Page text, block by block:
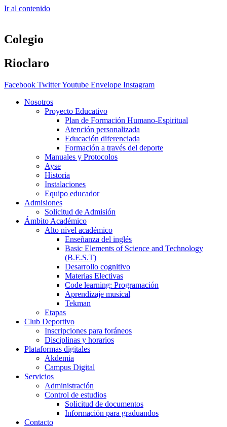
Ir al contenido
Colegio
Rioclaro
Facebook TwitterYoutube Envelope Instagram
Nosotros
Proyecto Educativo
Plan de Formación Humano-Espiritual
Atención personalizada
Educación diferenciada
Formación a través del deporte
Manuales y Protocolos
Ayse
Historia
Instalaciones
Equipo educador
Admisiones
Solicitud de Admisión
Ámbito Académico
Alto nivel académico
Enseñanza del inglés
Basic Elements of Science and Technology
(B.E.S.T)
Desarrollo cognitivo
Materias Electivas
Code learning: Programación
Aprendizaje musical
Tekman
Etapas
Club Deportivo
Inscripciones para foráneos
Disciplinas y horarios
Plataformas digitales
Akdemia
Campus Digital
Servicios
Administración
Control de estudios
Solicitud de documentos
Información para graduandos
Contacto